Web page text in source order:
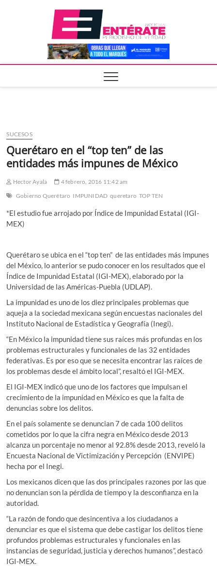
SUCESOS
Querétaro en el “top ten” de las
entidades más impunes de México
Hector Ayala
4 febrero, 2016 11:42 am
Gobierno Querétaro IMPUNIDAD queretaro TOP TEN
*El estudio fue arrojado por Índice de Impunidad Estatal (IGI-
MEX)
Querétaro se ubica en el “top ten” de las entidades más impunes
del México, lo anterior se pudo conocer en los resultados que el
Índice de Impunidad Estatal (IGI-MEX), elaborado por la
Universidad de las Américas-Puebla (UDLAP).
La impunidad es uno de los diez principales problemas que
aqueja a la sociedad mexicana según encuestas nacionales del
Instituto Nacional de Estadística y Geografía (Inegi).
“En México la impunidad tiene sus raíces más profundas en los
problemas estructurales y funcionales de las 32 entidades
federativas. Es por eso que se necesita encontrar las raíces de
los problemas desde el ámbito local”, resaltó el IGI-MEX.
El IGI-MEX indicó que uno de los factores que impulsan el
crecimiento de la impunidad en México es que la falta de
denuncias sobre los delitos.
En el país solamente se denuncian 7 de cada 100 delitos
cometidos por lo que la cifra negra en México desde 2013
alcanza un porcentaje no menor al 92.8% desde 2013, reveló la
Encuesta Nacional de Victimización y Percepción (ENVIPE)
hecha por el Inegi.
Los mexicanos dicen que las dos principales razones por las que
no denuncian son la pérdida de tiempo y la desconfianza en la
autoridad.
“La razón de fondo que desincentiva a los ciudadanos a
denunciar es que el sistema que debe castigar los delitos tiene
profundos problemas estructurales y funcionales en las
instancias de seguridad, justicia y derechos humanos”, destacó
IGI-MEX.